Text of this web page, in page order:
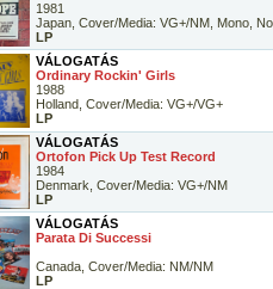
1981
Japan, Cover/Media: VG+/NM, Mono,
LP
VÁLOGATÁS
Ordinary Rockin' Girls
1988
Holland, Cover/Media: VG+/VG+
LP
VÁLOGATÁS
Ortofon Pick Up Test Record
1984
Denmark, Cover/Media: VG+/NM
LP
VÁLOGATÁS
Parata Di Successi
Canada, Cover/Media: NM/NM
LP